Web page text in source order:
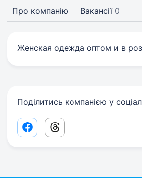
Про компанію Вакансії 0
Женская одежда оптом и в
Поділитись компанією у
Facebook share link
Threads share link